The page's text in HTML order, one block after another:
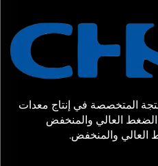
المتخصصة في إنتاج معدات
الضغط العالي والمنخفض
العالي والمنخفض.